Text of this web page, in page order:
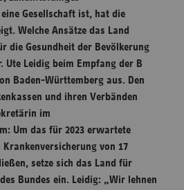
Gesellschaft ist, hat die
Welche Ansätze das Land
die Gesundheit der Bevölkerung
Ute Leidig beim Empfang der B
Baden-Württemberg aus. Den
und ihren Verbänden
im
Um das für 2023 erwartete
Krankenversicherung von 17
setze sich das Land für
Bundes ein. Leidig: „Wir lehnen